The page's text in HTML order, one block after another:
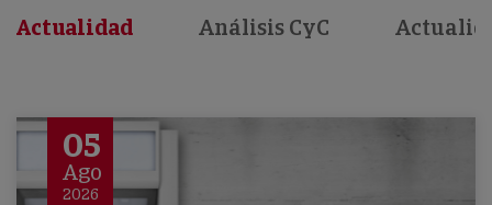
Actualidad Análisis CyC
05
Ago
2026